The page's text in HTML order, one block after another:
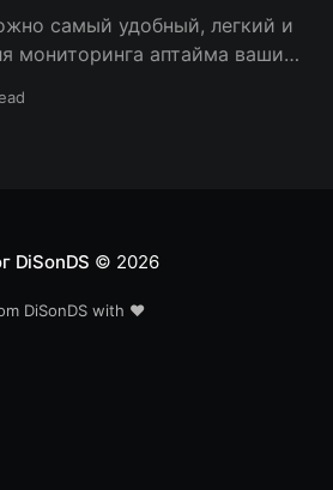
самый удобный, легкий и
мониторинга аптайма ваших
マ/熊) по-японски означает
DiSonDS © 2026
DiSonDS with ❤️